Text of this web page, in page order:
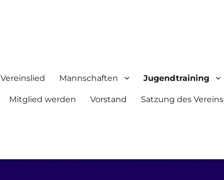
Vereinslied Mannschaften Jugendtraining
Mitglied werden Vorstand Satzung des Vereins